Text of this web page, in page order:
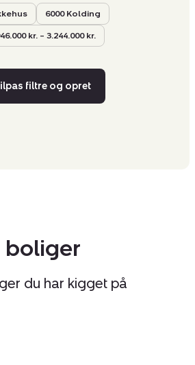
6000 Kolding
kr. – 3.244.000 kr.
filtre og opret
boliger
du har kigget på